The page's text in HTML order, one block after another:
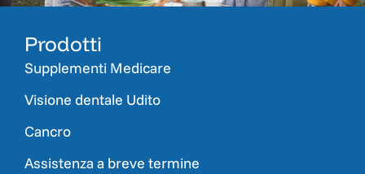
Prodotti
Supplementi Medicare
Visione dentale Udito
Cancro
Assistenza a breve termine